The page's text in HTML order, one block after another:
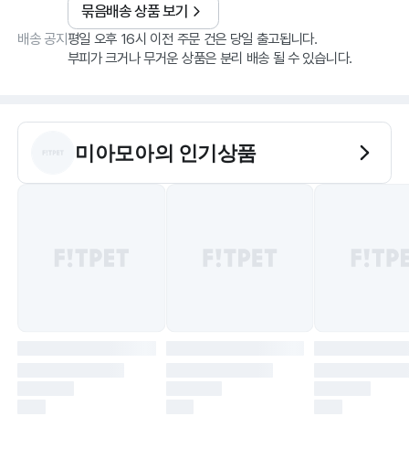
묶음배송 상품 보기
배송 공지 평일 오후 16시 이전 주문 건은 당일 출고됩니다.
부피가 크거나 무거운 상품은 분리 배송 될 수 있습니다.
미아모아의 인기상품